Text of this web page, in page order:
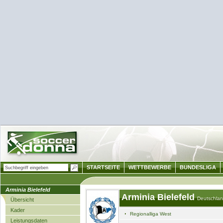
Arminia Bielefeld
Übersicht
Kader
Leistungsdaten
Arminia Bielefeld
Regionalliga West
STARTSEITE WETTBEWERBE BUNDESLIGA